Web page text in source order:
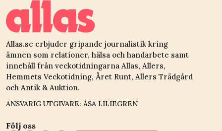
Allas.se erbjuder gripande journalistik kring
ämnen som relationer, hälsa och handarbete samt
innehåll från veckotidningarna Allas, Allers,
Hemmets Veckotidning, Året Runt, Allers Trädgård
och Antik & Auktion.
ANSVARIG UTGIVARE: ÅSA LILIEGREN
Följ oss